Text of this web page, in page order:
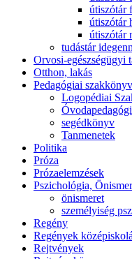
útiszótár
útiszótár
útiszótár
tudástár
Orvosi-egészségügyi
Otthon, lakás
Pedagógiai szakkönyv
Logopédiai
segédkönyv
Tanmenetek
Politika
Próza
Prózaelemzések
Pszichológia,
önismeret
személyiség
Regény
Regények
Rejtvények